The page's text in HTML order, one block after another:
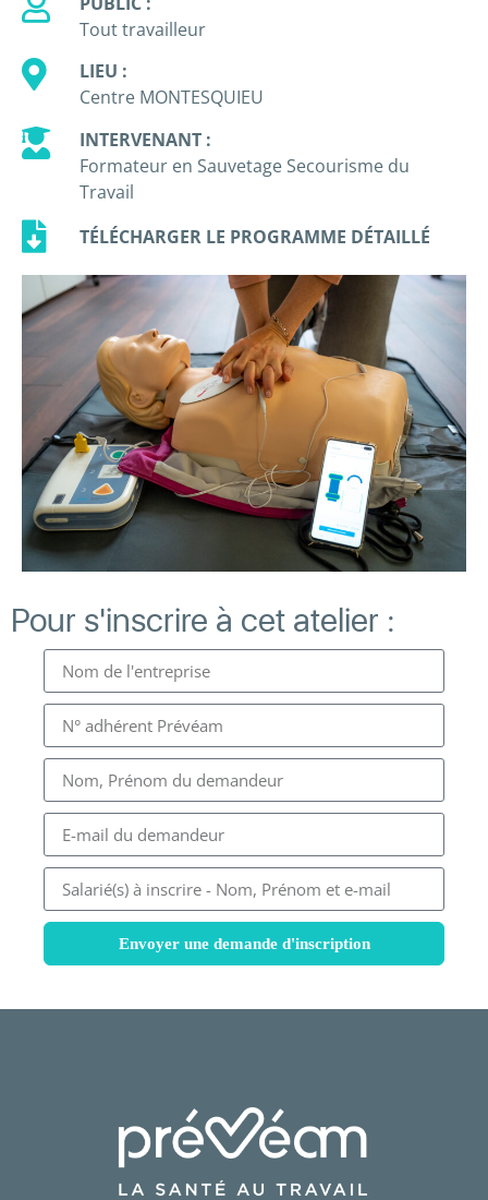
Tout travailleur
LIEU :
Centre MONTESQUIEU
INTERVENANT :
Formateur en Sauvetage Secourisme du
Travail
TÉLÉCHARGER LE PROGRAMME DÉTAILLÉ
Pour s'inscrire à cet atelier :
Envoyer une demande d'inscription